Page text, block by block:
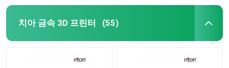
치아 금속 3D 프린터 (55)